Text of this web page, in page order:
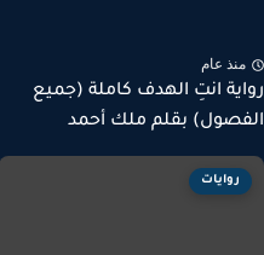
عام
انتِ الهدف كاملة (جميع
بقلم ملك أحمد
روايات